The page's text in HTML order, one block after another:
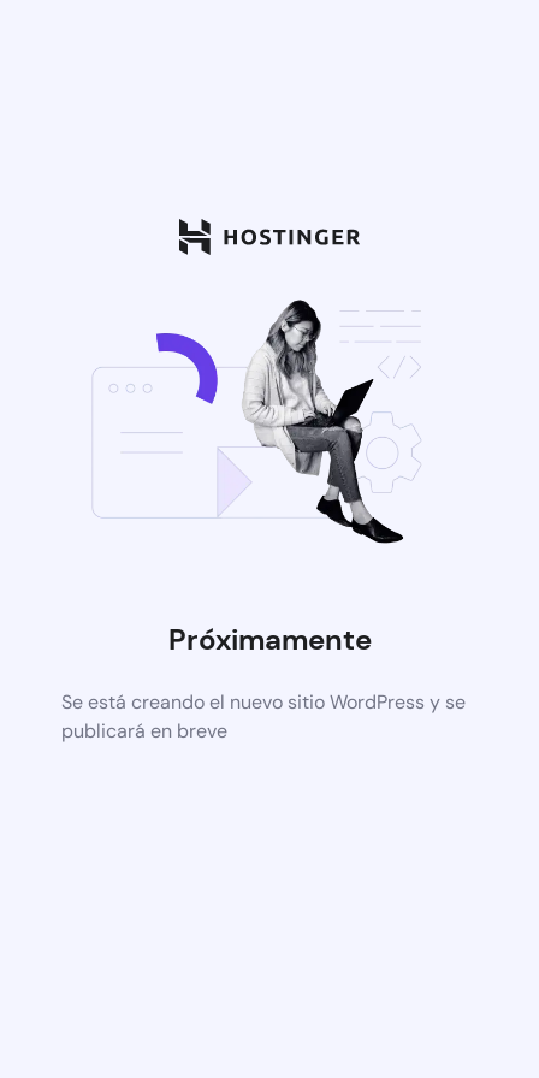
Próximamente
Se está creando el nuevo sitio WordPress y se
publicará en breve